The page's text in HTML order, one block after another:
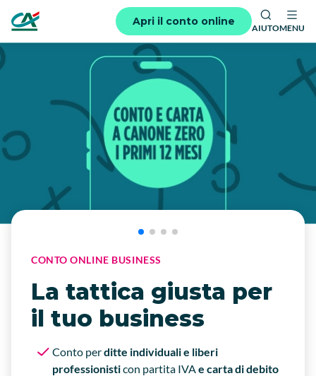
Apri il conto online
AIUTOMENU
CONTO ONLINE BUSINESS
La tattica giusta per
il tuo business
Conto perditte individuali e liberi
professionisticon partita IVAe carta di debito